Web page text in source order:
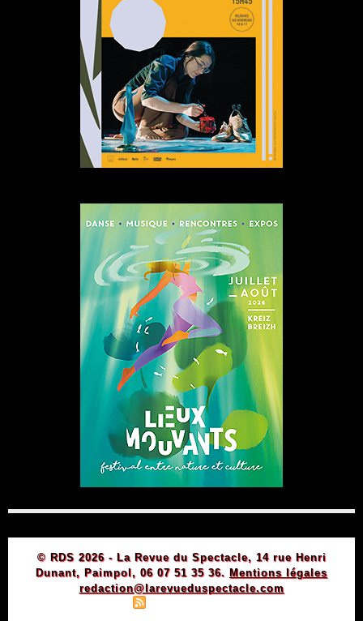
© RDS 2026 - La Revue du Spectacle, 14 rue Henri
Dunant, Paimpol, 06 07 51 35 36. Mentions légales
redaction@larevueduspectacle.com